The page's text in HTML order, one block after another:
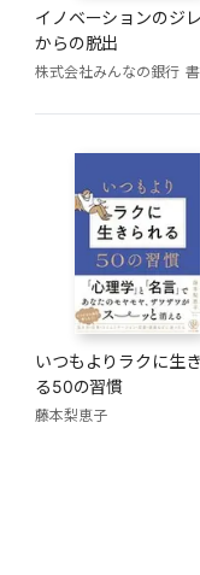
イノベーションのジ
からの脱出
株式会社みんなの銀行 書籍プロジェクトチーム=
いつもよりラクに生
る50の習慣
藤本梨恵子